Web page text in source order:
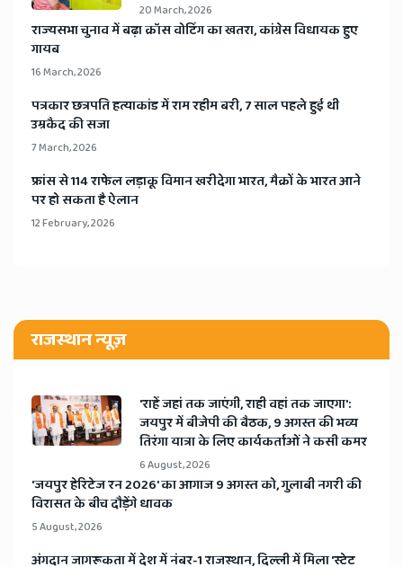
20 March, 2026
​राज्यसभा चुनाव में बढ़ा क्रॉस वोटिंग का खतरा, कांग्रेस विधायक हुए
गायब
16 March, 2026
​पत्रकार छत्रपति हत्याकांड में राम रहीम बरी, 7 साल पहले हुई थी
उम्रकैद की सजा
7 March, 2026
​फ्रांस से 114 राफेल लड़ाकू विमान खरीदेगा भारत, मैक्रों के भारत आने
पर हो सकता है ऐलान
12 February, 2026
राजस्थान न्यूज़
'राहें जहां तक जाएंगी, राही वहां तक जाएगा':
जयपुर में बीजेपी की बैठक, 9 अगस्त की भव्य
तिरंगा यात्रा के लिए कार्यकर्ताओं ने कसी कमर
6 August, 2026
​'जयपुर हेरिटेज रन 2026' का आगाज 9 अगस्त को, गुलाबी नगरी की
विरासत के बीच दौड़ेंगे धावक
5 August, 2026
अंगदान जागरूकता में देश में नंबर-1 राजस्थान, दिल्ली में मिला 'स्टेट